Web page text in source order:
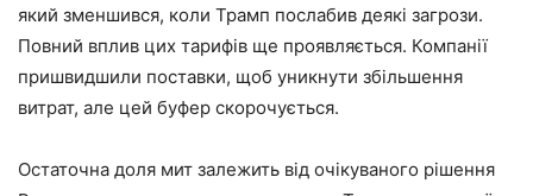
який зменшився, коли Трамп послабив деякі загрози.
Повний вплив цих тарифів ще проявляється. Компанії
пришвидшили поставки, щоб уникнути збільшення
витрат, але цей буфер скорочується.
Остаточна доля мит залежить від очікуваного рішення